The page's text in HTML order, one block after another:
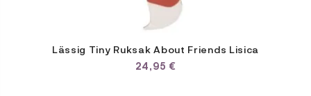
Lässig Tiny Ruksak About Friends Lisica
24,95 €